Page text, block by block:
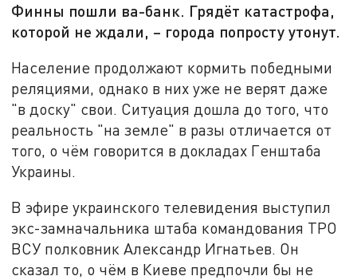
Финны пошли ва-банк. Грядёт катастрофа,
которой не ждали, – города попросту утонут.
Население продолжают кормить победными
реляциями, однако в них уже не верят даже
"в доску" свои. Ситуация дошла до того, что
реальность "на земле" в разы отличается от
того, о чём говорится в докладах Генштаба
Украины.
В эфире украинского телевидения выступил
экс-замначальника штаба командования ТРО
ВСУ полковник Александр Игнатьев. Он
сказал то, о чём в Киеве предпочли бы не